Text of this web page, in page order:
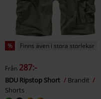
% Finns även i stora storlekar
Från 287:-
BDU Ripstop Short
Brandit
Shorts